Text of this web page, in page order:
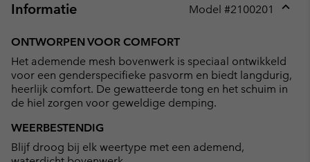
Informatie Model #2100201
ONTWORPEN VOOR COMFORT
Het ademende mesh bovenwerk is speciaal ontwikkeld
voor een genderspecifieke pasvorm en biedt langdurig,
heerlijk comfort. De gewatteerde tong en het schuim in
de hiel zorgen voor geweldige demping.
WEERBESTENDIG
Blijf droog bij elk weertype met een ademend,